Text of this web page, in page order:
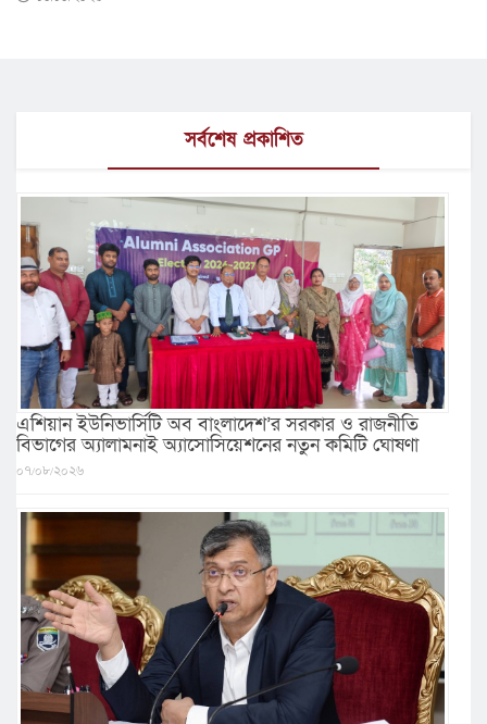
সর্বশেষ প্রকাশিত
এশিয়ান ইউনিভার্সিটি অব বাংলাদেশ’র সরকার ও রাজনীতি
বিভাগের অ্যালামনাই অ্যাসোসিয়েশনের নতুন কমিটি ঘোষণা
০৭/০৮/২০২৬